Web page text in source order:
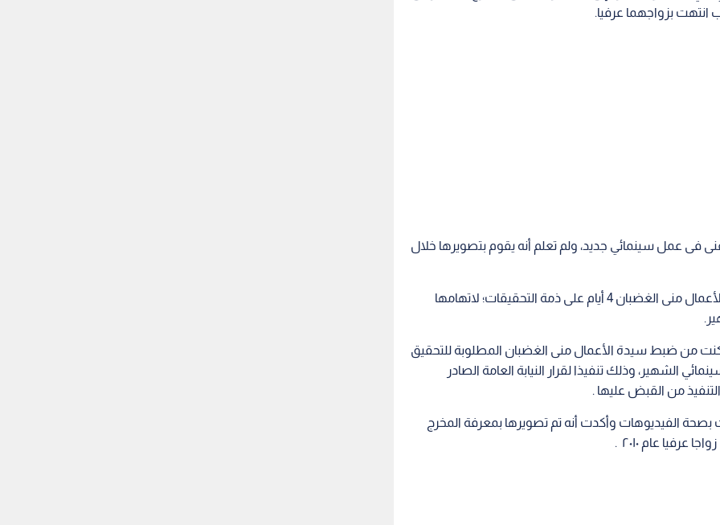
بزواجهما عرفيا.
فى عمل سينمائي جديد، ولم تعلم أنه يقوم بتصويرها خلال
وبعد التحقيقات أمرت النيابة المصرية بحبس سيدة الأعمال منى الغضبان 4 أيام على ذمة التحقيقات؛ لاتهامها
من ضبط سيدة الأعمال منى الغضبان المطلوبة للتحقيق
الشهير، وذلك تنفيذا لقرار النيابة العامة الصادر
من القبض عليها .
بصحة الفيديوهات وأكدت أنه تم تصويرها بمعرفة المخرج
عرفيا عام ٢٠١٠ .